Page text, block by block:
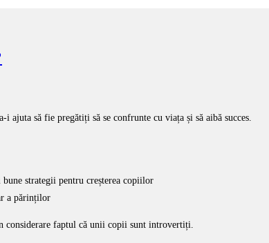
să fie pregătiți să se confrunte cu viața și să aibă succes.
strategii pentru creșterea copiilor
a părinților
considerare faptul că unii copii sunt introvertiți.